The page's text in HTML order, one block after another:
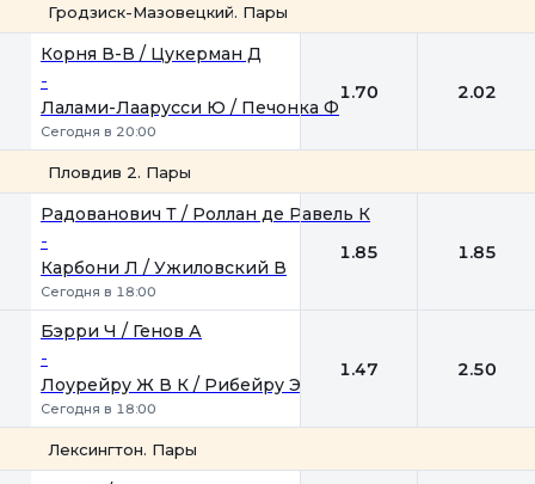
Гродзиск-Мазовецкий. Пары
Корня В-В / Цукерман Д
-
Лалами-Лаарусси Ю / Печонка Ф
Сегодня в 20:00
1.70 2.02
Пловдив 2. Пары
1
Радованович Т / Роллан де Равель К
-
Карбони Л / Ужиловский В
Сегодня в 18:00
1.85 1.85
Бэрри Ч / Генов А
-
Лоурейру Ж В К / Рибейру Э
Сегодня в 18:00
1.47 2.50
Лексингтон. Пары